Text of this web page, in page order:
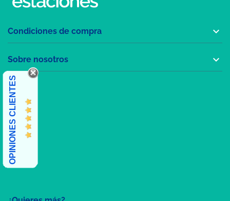
Condiciones de compra 
Sobre nosotros 
OPINIONES CLIENTES